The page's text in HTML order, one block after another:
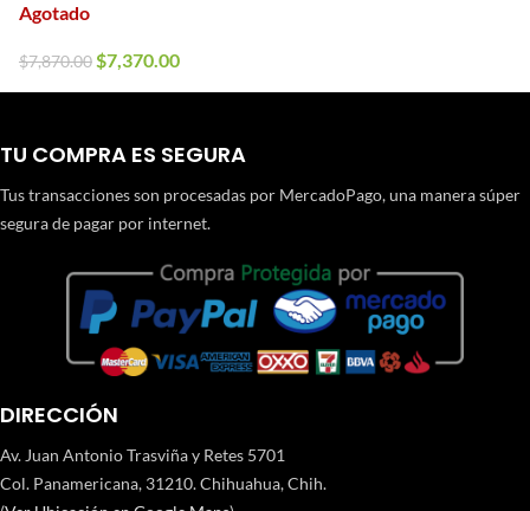
Agotado
$7,870.00$7,370.00
TU COMPRA ES SEGURA
Tus transacciones son procesadas por MercadoPago, una manera súper
segura de pagar por internet.
DIRECCIÓN
Av. Juan Antonio Trasviña y Retes 5701
Col. Panamericana, 31210. Chihuahua, Chih.